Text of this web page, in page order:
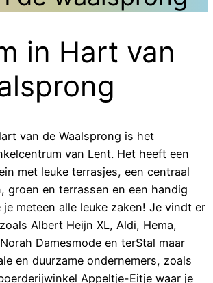
in Hart van
van de Waalsprong is het
van Lent. Het heeft een
met leuke terrasjes, een centraal
groen en terrassen en een handig
meteen alle leuke zaken! Je vindt er
Albert Heijn XL, Aldi, Hema,
Damesmode en terStal maar
en duurzame ondernemers, zoals
Appeltje-Eitje waar je